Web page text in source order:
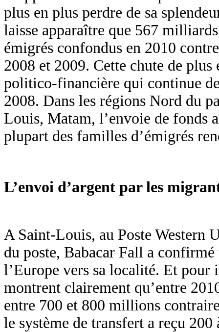
plus en plus perdre de sa
laisse apparaître que 567
émigrés confondus en 2010
2008 et 2009. Cette chute de
politico-financière qui continue
2008. Dans les régions Nord du
Louis, Matam, l’envoie de fonds
plupart des familles d’émigrés
L’envoi d’argent par les
A Saint-Louis, au Poste Western
du poste, Babacar Fall a
l’Europe vers sa localité. Et
montrent clairement qu’entre
entre 700 et 800 millions
le système de transfert a reçu